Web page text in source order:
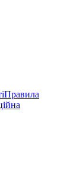
Правила